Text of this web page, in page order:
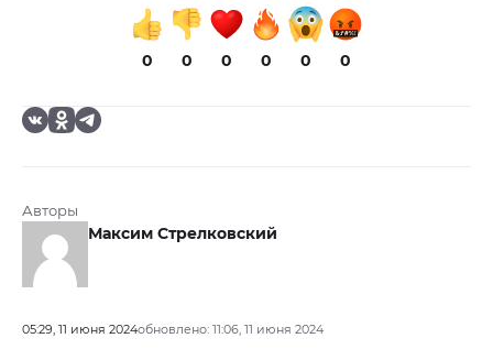
0 0 0 0 0 0
Авторы
Максим Стрелковский
05:29, 11 июня 2024обновлено: 11:06, 11 июня 2024